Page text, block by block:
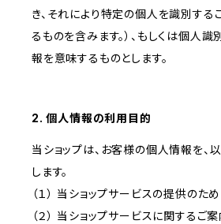
き、それにより特定の個人を識別する
るものを含みます。）、もしくは個人
報を意味するものとします。
2. 個人情報の利用目的
当ショップは、お客様の個人情報を、
します。
（１） 当ショップサービスの提供のため
（２） 当ショップサービスに関するご